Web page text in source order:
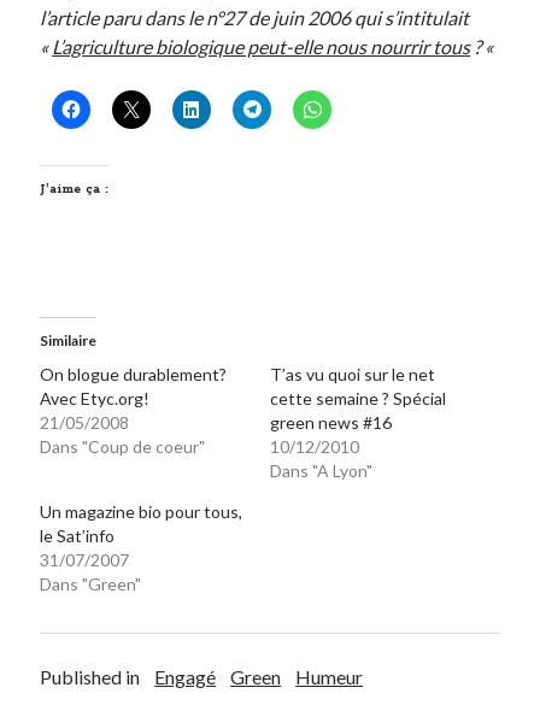
Green
Humeur
Lyon
Lyon à Livre Ouvert
Non classé
Proust
Sorties cuculturelles
Tavukoi
Vidéos
l’article paru dans le n°27 de juin 2006 qui s’intitulait
«L’agriculturebiologique peut-elle nous nourrir tous? «
J’aime ça :
Similaire
On blogue durablement?
Avec Etyc.org!
21/05/2008
Dans "Coup de coeur"
T’as vu quoi sur le net
cette semaine ? Spécial
green news #16
10/12/2010
Dans "A Lyon"
Un magazine bio pour tous,
le Sat’info
31/07/2007
Dans "Green"
Published in Engagé Green Humeur